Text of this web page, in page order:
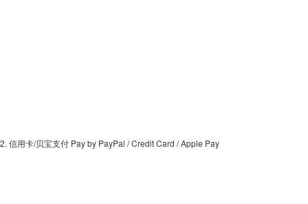
2. 信用卡/贝宝支付 Pay by PayPal / Credit Card / Apple Pay